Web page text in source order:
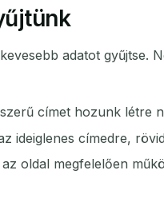
adatot gyűjtse.
címet hozunk létre
ideiglenes címedre,
oldal megfelelően